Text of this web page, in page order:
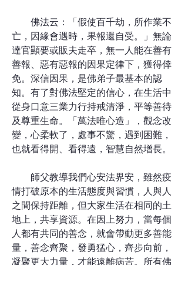
佛法云：「假使百千劫，所作業不
亡，因緣會遇時，果報還自受。」無論
達官顯要或販夫走卒，無一人能在善有
善報、惡有惡報的因果定律下，獲得倖
免。深信因果，是佛弟子最基本的認
知。有了對佛法堅定的信心，在生活中
從身口意三業力行持戒清淨，平等善待
及尊重生命。「萬法唯心造」，觀念改
變，心柔軟了，處事不驚，遇到困難，
也就看得開、看得遠，智慧自然增長。
師父教導我們心安法界安，雖然疫
情打破原本的生活態度與習慣，人與人
之間保持距離，但大家生活在相同的土
地上，共享資源。在因上努力，當每個
人都有共同的善念，就會帶動更多善能
量，善念齊聚，發勇猛心，齊步向前，
凝聚更大力量，才能遠離病苦。所有佛